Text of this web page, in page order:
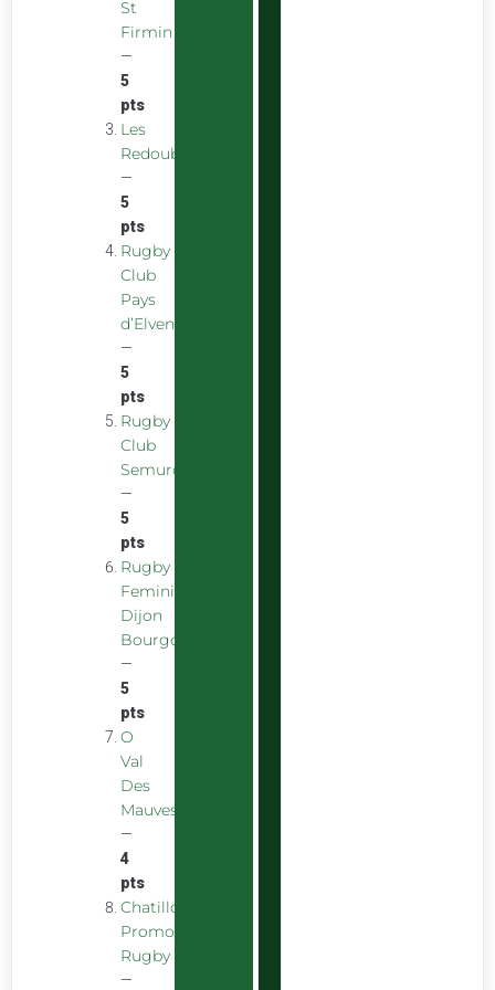
St
Firmin
—
5
pts
Les
Redoubstables
—
5
pts
Rugby
Club
Pays
d’Elven
—
5
pts
Rugby
Club
Semurois
—
5
pts
Rugby
Feminin
Dijon
Bourgogne
—
5
pts
O
Val
Des
Mauves
—
4
pts
Chatillon
Promotion
Rugby
—